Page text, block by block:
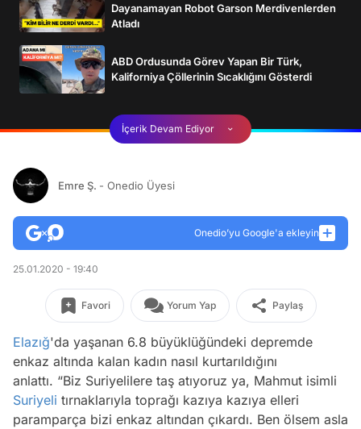
Dayanamayan Robot Garson Merdivenlerden
Atladı
ABD Ordusunda Görev Yapan Bir Türk,
Kaliforniya Çöllerinin Sıcaklığını Gösterdi
İçerik Devam Ediyor
Emre Ş. - Onedio Üyesi
Onedio’yu Google'a ekleyin
25.01.2020 - 19:40
Favori Yorum Yap Paylaş
Elazığ'da yaşanan 6.8 büyüklüğündeki depremde
enkaz altında kalan kadın nasıl kurtarıldığını
anlattı. “Biz Suriyelilere taş atıyoruz ya, Mahmut isimli
Suriyeli tırnaklarıyla toprağı kazıya kazıya elleri
paramparça bizi enkaz altından çıkardı. Ben ölsem asla